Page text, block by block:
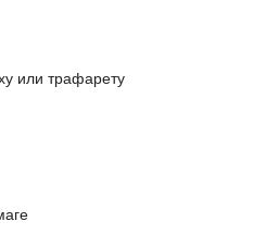
или трафарету